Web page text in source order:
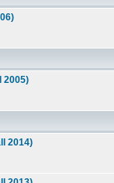
2005)
2014)